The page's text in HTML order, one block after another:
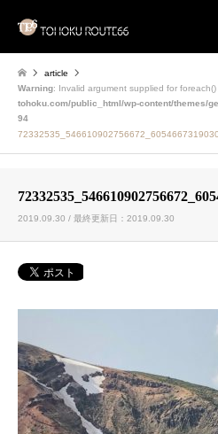
article
Warning: Invalid argument supplied for foreach()
tohoku.com/public_html/wp-content/themes/
94
2019.09.30 / 最終更新日：2019.09.30